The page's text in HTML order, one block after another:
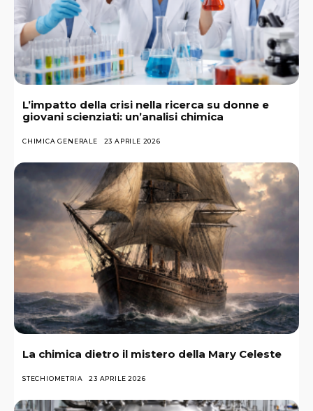
L’impatto della crisi nella ricerca su donne e
giovani scienziati: un’analisi chimica
CHIMICA GENERALE 23 APRILE 2026
La chimica dietro il mistero della Mary Celeste
STECHIOMETRIA 23 APRILE 2026